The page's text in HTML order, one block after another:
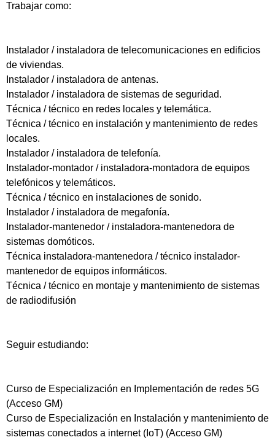
Trabajar como:
Instalador / instaladora de telecomunicaciones en edificios
de viviendas.
Instalador / instaladora de antenas.
Instalador / instaladora de sistemas de seguridad.
Técnica / técnico en redes locales y telemática.
Técnica / técnico en instalación y mantenimiento de redes
locales.
Instalador / instaladora de telefonía.
Instalador-montador / instaladora-montadora de equipos
telefónicos y telemáticos.
Técnica / técnico en instalaciones de sonido.
Instalador / instaladora de megafonía.
Instalador-mantenedor / instaladora-mantenedora de
sistemas domóticos.
Técnica instaladora-mantenedora / técnico instalador-
mantenedor de equipos informáticos.
Técnica / técnico en montaje y mantenimiento de sistemas
de radiodifusión
Seguir estudiando:
Curso de Especialización en Implementación de redes 5G
(Acceso GM)
Curso de Especialización en Instalación y mantenimiento de
sistemas conectados a internet (IoT) (Acceso GM)